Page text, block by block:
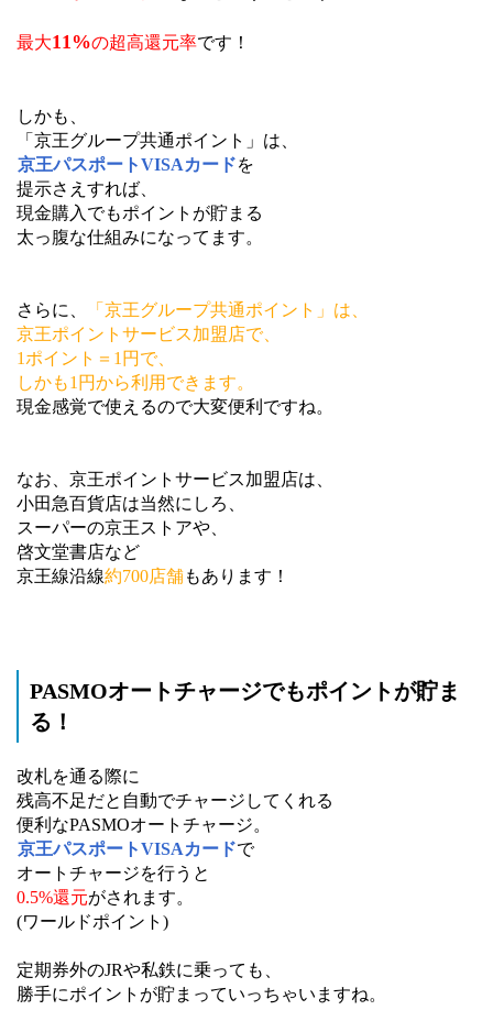
最大11%の超高還元率です！
しかも、
「京王グループ共通ポイント」は、
京王パスポートVISAカードを
提示さえすれば、
現金購入でもポイントが貯まる
太っ腹な仕組みになってます。
さらに、
「京王グループ共通ポイント」は、
京王ポイントサービス加盟店で、
1ポイント＝1円で、
しかも1円から利用できます。
現金感覚で使えるので大変便利ですね。
なお、京王ポイントサービス加盟店は、
小田急百貨店は当然にしろ、
スーパーの京王ストアや、
啓文堂書店など
京王線沿線約700店舗もあります！
PASMOオートチャージでもポイントが貯ま
る！
改札を通る際に
残高不足だと自動でチャージしてくれる
便利なPASMOオートチャージ。
京王パスポートVISAカードで
オートチャージを行うと
0.5%還元がされます。
(ワールドポイント)
定期券外のJRや私鉄に乗っても、
勝手にポイントが貯まっていっちゃいますね。